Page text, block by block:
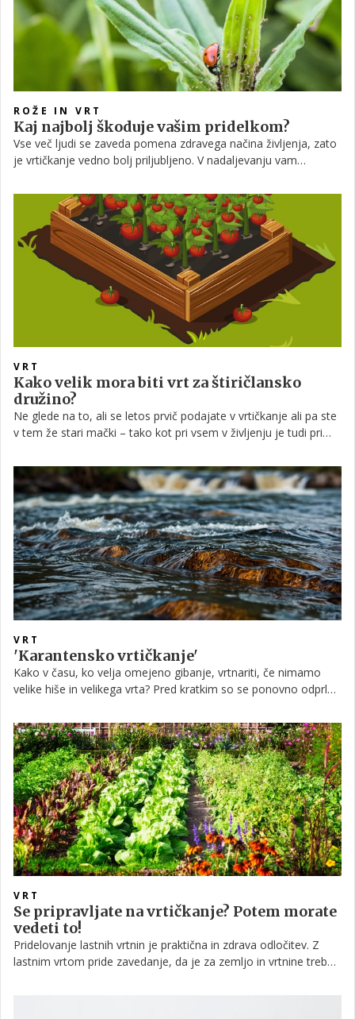
ROŽE IN VRT
Kaj najbolj škoduje vašim pridelkom?
Vse več ljudi se zaveda pomena zdravega načina življenja, zato
je vrtičkanje vedno bolj priljubljeno. V nadaljevanju vam
najpogostejšimi škodljivci in boleznimi.
VRT
Kako velik mora biti vrt za štiričlansko
družino?
Ne glede na to, ali se letos prvič podajate v vrtičkanje ali pa ste
v tem že stari mački – tako kot pri vsem v življenju je tudi pri
delo, naredimo načrt.
VRT
'Karantensko vrtičkanje'
Kako v času, ko velja omejeno gibanje, vrtnariti, če nimamo
velike hiše in velikega vrta? Pred kratkim so se ponovno odprle
pa zaradi zdravja ni priporočljivo, v trgovino. Govorimo seveda
o starostnikih in vseh tistih, ki so kako drugače med najbolj
ogroženimi. Humanitarno društvo Humanitarček, ki v svojem
delovanju skrbi predvsem za starostnike, izključeni pa niso niti
ostali, je na svojem družbenem profilu objavil zanimiv predlog,
kako se lahko v omejenem času vsi prikupno znajdemo.
VRT
Se pripravljate na vrtičkanje? Potem morate
vedeti to!
Pridelovanje lastnih vrtnin je praktična in zdrava odločitev. Z
lastnim vrtom pride zavedanje, da je za zemljo in vrtnine treba